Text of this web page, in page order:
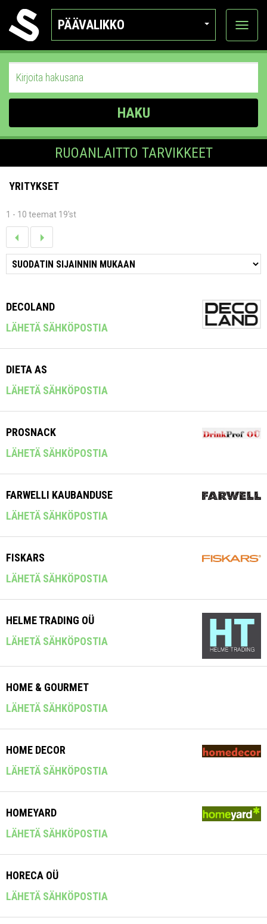
PÄÄVALIKKO
Näytä
HAKU
RUOANLAITTO TARVIKKEET
YRITYKSET
1 - 10 teemat 19'st
DECOLAND
LÄHETÄ SÄHKÖPOSTIA
DIETA AS
LÄHETÄ SÄHKÖPOSTIA
PROSNACK
LÄHETÄ SÄHKÖPOSTIA
FARWELLI KAUBANDUSE
LÄHETÄ SÄHKÖPOSTIA
FISKARS
LÄHETÄ SÄHKÖPOSTIA
HELME TRADING OÜ
LÄHETÄ SÄHKÖPOSTIA
HOME & GOURMET
LÄHETÄ SÄHKÖPOSTIA
HOME DECOR
LÄHETÄ SÄHKÖPOSTIA
HOMEYARD
LÄHETÄ SÄHKÖPOSTIA
HORECA OÜ
LÄHETÄ SÄHKÖPOSTIA